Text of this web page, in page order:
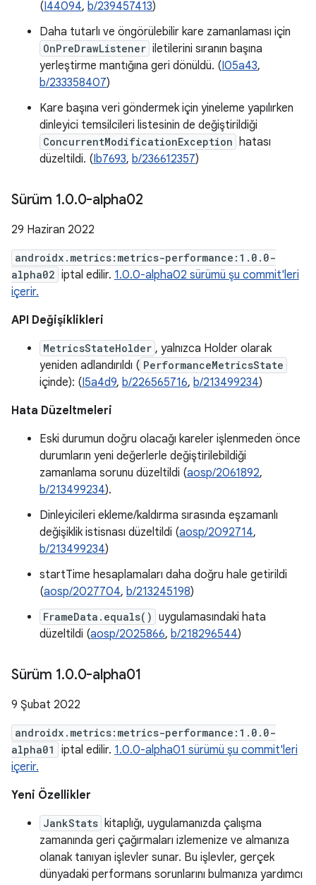
(I44094, b/239457413)
Daha tutarlı ve öngörülebilir kare zamanlaması için
OnPreDrawListener iletilerini sıranın başına
yerleştirme mantığına geri dönüldü. (I05a43,
b/233358407)
Kare başına veri göndermek için yineleme yapılırken
dinleyici temsilcileri listesinin de değiştirildiği
ConcurrentModificationException hatası
düzeltildi. (Ib7693, b/236612357)
Sürüm 1.0.0-alpha02
29 Haziran 2022
androidx.metrics:metrics-performance:1.0.0-
alpha02 iptal edilir. 1.0.0-alpha02 sürümü şu commit'leri
içerir.
API Değişiklikleri
MetricsStateHolder , yalnızca Holder olarak
yeniden adlandırıldı ( PerformanceMetricsState
içinde): (I5a4d9, b/226565716, b/213499234)
Hata Düzeltmeleri
Eski durumun doğru olacağı kareler işlenmeden önce
durumların yeni değerlerle değiştirilebildiği
zamanlama sorunu düzeltildi (aosp/2061892,
b/213499234).
Dinleyicileri ekleme/kaldırma sırasında eşzamanlı
değişiklik istisnası düzeltildi (aosp/2092714,
b/213499234)
startTime hesaplamaları daha doğru hale getirildi
(aosp/2027704, b/213245198)
FrameData.equals() uygulamasındaki hata
düzeltildi (aosp/2025866, b/218296544)
Sürüm 1.0.0-alpha01
9 Şubat 2022
androidx.metrics:metrics-performance:1.0.0-
alpha01
iptal edilir. 1.0.0-alpha01 sürümü şu commit'leri
içerir.
Yeni Özellikler
JankStats kitaplığı, uygulamanızda çalışma
zamanında geri çağırmaları izlemenize ve almanıza
olanak tanıyan işlevler sunar. Bu işlevler, gerçek
dünyadaki performans sorunlarını bulmanıza yardımcı